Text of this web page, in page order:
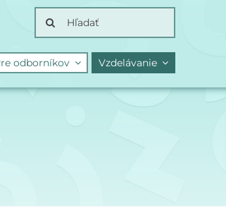
Search
for:
odborníkov Vzdelávanie